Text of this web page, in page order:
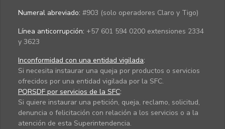
Numeral abreviado: #903 (solo operadores Claro y Tigo)
Línea anticorrupción: +57 601 594 0200 extensiones 2334
y 3623
Inconformidad con una entidad vigilada:
Si necesita instaurar una queja por productos o servicios
ofrecidos por una entidad vigilada por la SFC.
PQRSDF por servicios de la SFC:
Si quiere instaurar una petición, queja, reclamo, solicitud,
denuncia o felicitación con relación a los servicios o a la
atención de esta Superintendencia.